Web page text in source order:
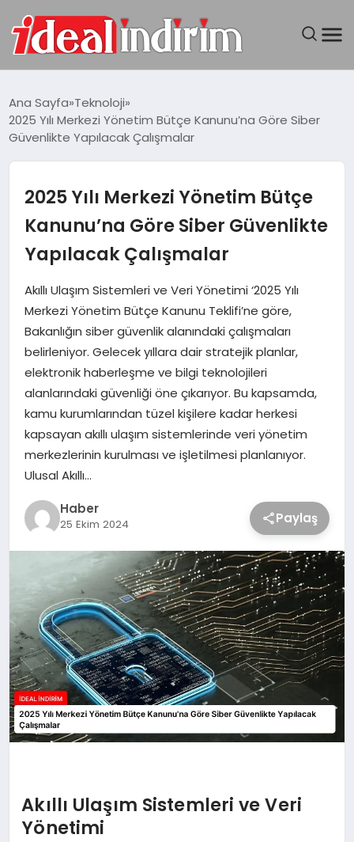
BILGISAYAR
TEKNOLOJI
YAŞAM
Ana Sayfa Teknoloji
2025 Yılı Merkezi Yönetim Bütçe Kanunu’na Göre Siber
Güvenlikte Yapılacak Çalışmalar
2025 Yılı Merkezi Yönetim Bütçe
Kanunu’na Göre Siber Güvenlikte
Yapılacak Çalışmalar
Akıllı Ulaşım Sistemleri ve Veri Yönetimi ‘2025 Yılı
Merkezi Yönetim Bütçe Kanunu Teklifi’ne göre,
Bakanlığın siber güvenlik alanındaki çalışmaları
belirleniyor. Gelecek yıllara dair stratejik planlar,
elektronik haberleşme ve bilgi teknolojileri
alanlarındaki güvenliği öne çıkarıyor. Bu kapsamda,
kamu kurumlarından tüzel kişilere kadar herkesi
kapsayan akıllı ulaşım sistemlerinde veri yönetim
merkezlerinin kurulması ve işletilmesi planlanıyor.
Ulusal Akıllı…
Haber
25 Ekim 2024 Paylaş
Akıllı Ulaşım Sistemleri ve Veri
Yönetimi